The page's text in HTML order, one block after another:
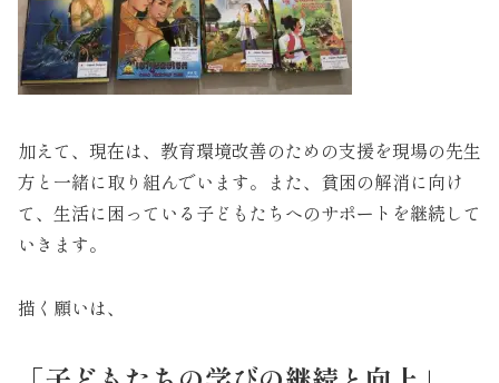
加えて、現在は、教育環境改善のための支援を現場の先生
方と一緒に取り組んでいます。また、貧困の解消に向け
て、生活に困っている子どもたちへのサポートを継続して
いきます。
描く願いは、